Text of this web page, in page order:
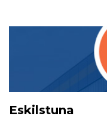
Eskilstuna